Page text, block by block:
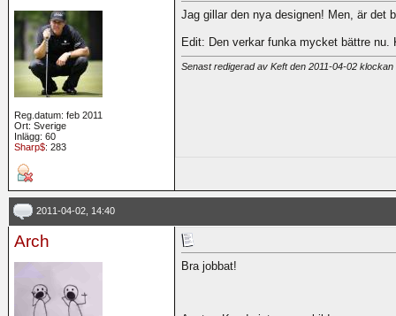
Reg.datum: feb 2011
Ort: Sverige
Inlägg: 60
Sharp$: 283
Jag gillar den nya designen! Men, är det
Edit: Den verkar funka mycket bättre
Senast redigerad av Keft den 2011-04-02 klockan
2011-04-02, 14:40
Arch
Bra jobbat!